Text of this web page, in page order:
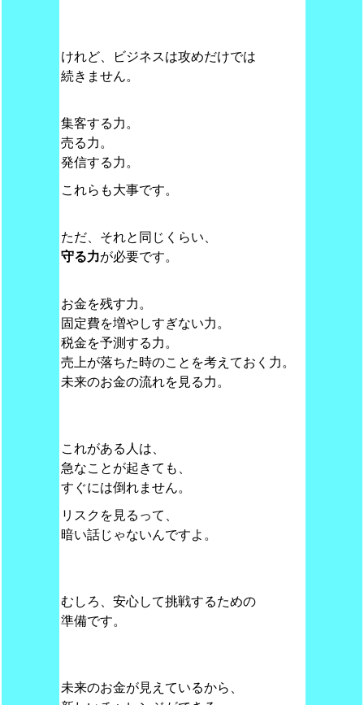
けれど、ビジネスは攻めだけでは
続きません。
集客する力。
売る力。
発信する力。
これらも大事です。
ただ、それと同じくらい、
守る力が必要です。
お金を残す力。
固定費を増やしすぎない力。
税金を予測する力。
売上が落ちた時のことを考えておく力。
未来のお金の流れを見る力。
これがある人は、
急なことが起きても、
すぐには倒れません。
リスクを見るって、
暗い話じゃないんですよ。
むしろ、安心して挑戦するための
準備です。
未来のお金が見えているから、